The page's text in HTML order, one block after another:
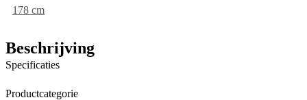
178 cm
Beschrijving
Specificaties
Productcategorie